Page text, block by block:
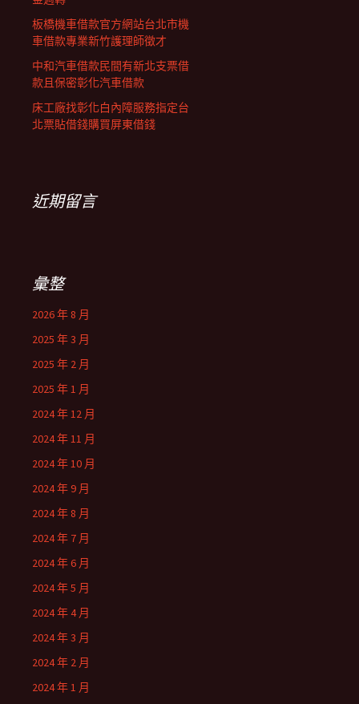
板橋機車借款官方網站台北市機
車借款專業新竹護理師徵才
中和汽車借款民間有新北支票借
款且保密彰化汽車借款
床工廠找彰化白內障服務指定台
北票貼借錢購買屏東借錢
近期留言
彙整
2026 年 8 月
2025 年 3 月
2025 年 2 月
2025 年 1 月
2024 年 12 月
2024 年 11 月
2024 年 10 月
2024 年 9 月
2024 年 8 月
2024 年 7 月
2024 年 6 月
2024 年 5 月
2024 年 4 月
2024 年 3 月
2024 年 2 月
2024 年 1 月